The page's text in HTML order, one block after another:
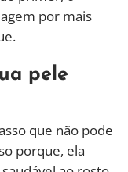
por mais
pele
que não pode
porque, ela